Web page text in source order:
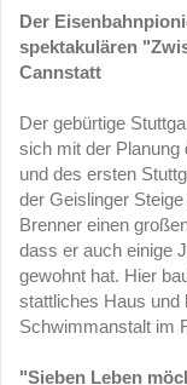
Der
spektakulären
Cannstatt
Der gebürtige
sich mit der Planung
und des ersten
der Geislinger
Brenner einen
dass er auch einige
gewohnt hat. Hier
stattliches Haus und
Schwimmanstalt im
"Sieben Leben